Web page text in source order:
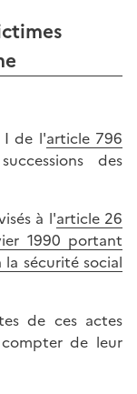
I de l'article 796
des
à l'article 26
1990 portant
sécurité social
de ces actes
de leur